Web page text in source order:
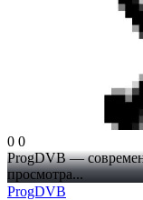
0 0
ProgDVB —
просмотра...
ProgDVB